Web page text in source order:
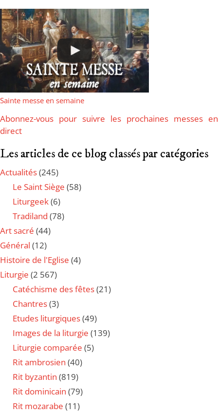
Sainte messe en semaine
Abonnez-vous pour suivre les prochaines messes en
direct
Les articles de ce blog classés par catégories
Actualités(245)
Le Saint Siège (58)
Liturgeek(6)
Tradiland (78)
Art sacré (44)
Général (12)
Histoire de l'Eglise (4)
Liturgie (2 567)
Catéchisme des fêtes(21)
Chantres(3)
Etudes liturgiques(49)
Images de la liturgie (139)
Liturgie comparée (5)
Rit ambrosien (40)
Rit byzantin (819)
Rit dominicain (79)
Rit mozarabe (11)